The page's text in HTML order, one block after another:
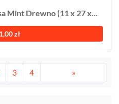
Mint Drewno (11 x 27 x...
zł
3 4 »